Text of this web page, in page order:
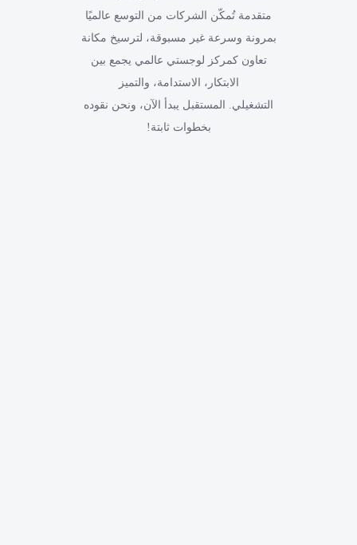
متقدمة تُمكّن الشركات من التوسع عالميًا
بمرونة وسرعة غير مسبوقة، لترسيخ مكانة
تعاون كمركز لوجستي عالمي يجمع بين
الابتكار، الاستدامة، والتميز
التشغيلي. المستقبل يبدأ الآن، ونحن نقوده
بخطوات ثابتة!